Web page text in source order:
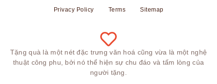
Privacy Policy Terms Sitemap
Tặng quà là một nét đặc trưng văn hoá cũng vừa là một nghệ
thuật công phu, bởi nó thể hiện sự chu đáo và tấm lòng của
người tặng.